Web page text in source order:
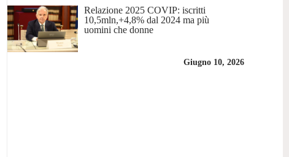
Relazione 2025 COVIP: iscritti
10,5mln,+4,8% dal 2024 ma più
uomini che donne
Giugno 10, 2026